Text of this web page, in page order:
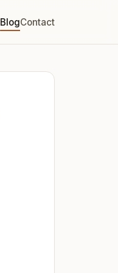
BlogContact